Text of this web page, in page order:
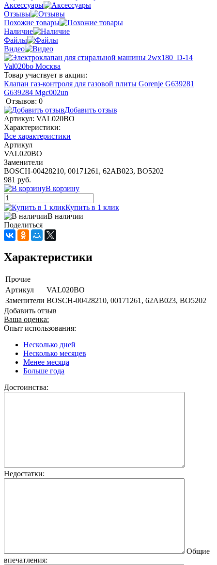
Аксессуары
Отзывы
Похожие товары
Наличие
Файлы
Видео
Товар участвует в акции:
Клапан газ-контроля для газовой плиты Gorenje G639281
G639284 Mgc002un
Отзывов: 0
Добавить отзыв
Артикул: VAL020BO
Характеристики:
Все характеристики
Артикул
VAL020BO
Заменители
BOSCH-00428210, 00171261, 62AB023, BO5202
981 руб.
В корзину
Купить в 1 клик
В наличии
Поделиться
Характеристики
Прочие
Артикул
VAL020BO
Заменители BOSCH-00428210, 00171261, 62AB023, BO5202
Добавить отзыв
Ваша оценка:
Опыт использования:
Несколько дней
Несколько месяцев
Менее месяца
Больше года
Достоинства:
Недостатки:
Общие
впечатления: